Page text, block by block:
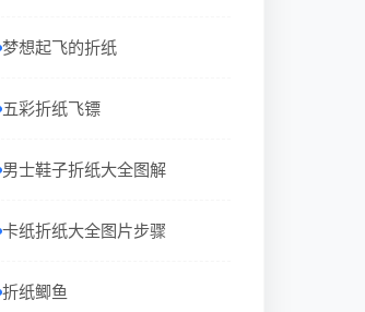
梦想起飞的折纸
五彩折纸飞镖
男士鞋子折纸大全图解
卡纸折纸大全图片步骤
折纸鲫鱼